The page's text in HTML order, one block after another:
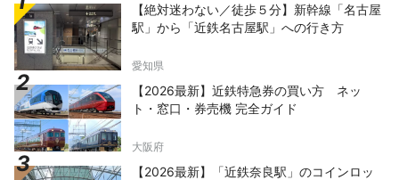
【絶対迷わない／徒歩５分】新幹線「名古屋
駅」から「近鉄名古屋駅」への行き方
愛知県
【2026最新】近鉄特急券の買い方 ネッ
ト・窓口・券売機 完全ガイド
大阪府
【2026最新】「近鉄奈良駅」のコインロッ